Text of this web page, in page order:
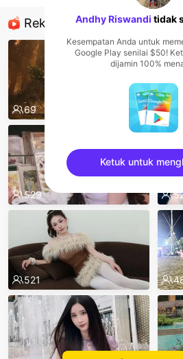
Rekomendasi
69 67
529
521
Andhy Riswandi tidak
Kesempatan Anda untuk
Google Play senilai $50!
dijamin 100%
Ketuk untuk
sentinelEnd